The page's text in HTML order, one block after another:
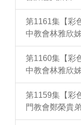
第1161集【彩
中教會林雅欣
第1160集【彩
中教會林雅欣
第1159集【彩
門教會鄭榮貴